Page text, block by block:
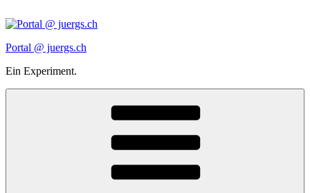
Inhalt
Portal @ juergs.ch
Ein Experiment.